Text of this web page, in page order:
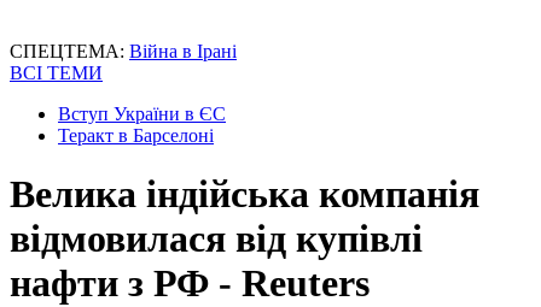
СПЕЦТЕМА: Війна в Ірані
ВСІ ТЕМИ
Вступ України в ЄС
Теракт в Барселоні
Велика індійська компанія
відмовилася від купівлі
нафти з РФ - Reuters